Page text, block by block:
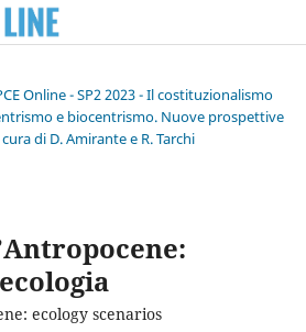
Online - SP2 2023 - Il costituzionalismo
e biocentrismo. Nuove prospettive
di D. Amirante e R. Tarchi
ecology scenarios